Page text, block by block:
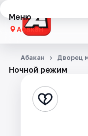
Меню
Абакан
Концерты
Стендап
Ночной режим
Абакан Дворец